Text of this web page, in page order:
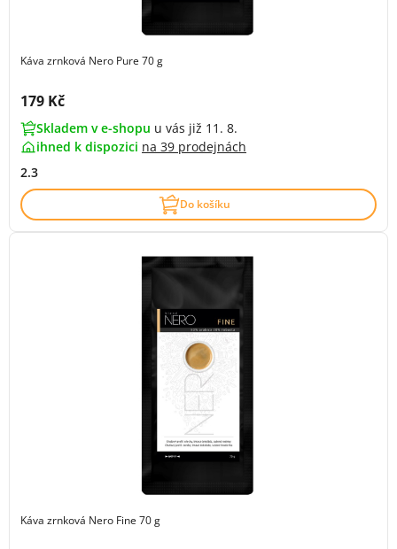
Káva zrnková Nero Pure 70 g
Cena s DPH:
179 Kč
Skladem v e-shopu u vás již 11. 8.
ihned k dispozici na 39 prodejnách
2.3
Do košíku
Káva zrnková Nero Fine 70 g